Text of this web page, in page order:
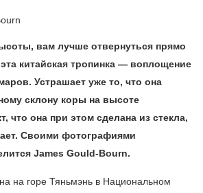
вам лучше отвернуться прямо
китайская тропинка — воплощение
Устрашает уже то, что она
склону коры на высоте
что она при этом сделана из стекла,
Своими фотографиями
James Gould-Bourn​.
на горе Тяньмэнь в Национальном